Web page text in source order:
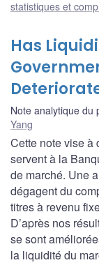
statistiques et
Has
Note analytique du
Yang
Cette note vise à
servent à la
de marché. Une
dégagent du
titres à revenu
D’après nos
se sont
la liquidité du